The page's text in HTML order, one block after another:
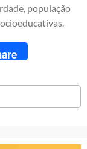
população